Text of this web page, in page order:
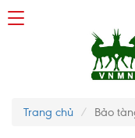
Trang chủ Bảo